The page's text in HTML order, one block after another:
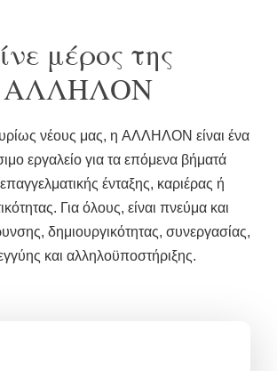
μέρος της
ΑΛΛΗΛΟΝ
νέους μας, η AΛΛΗΛΟΝ είναι ένα
εργαλείο για τα επόμενα βήματά
ένταξης, καριέρας ή
Για όλους, είναι πνεύμα και
δημιουργικότητας, συνεργασίας,
και αλληλοϋποστήριξης.